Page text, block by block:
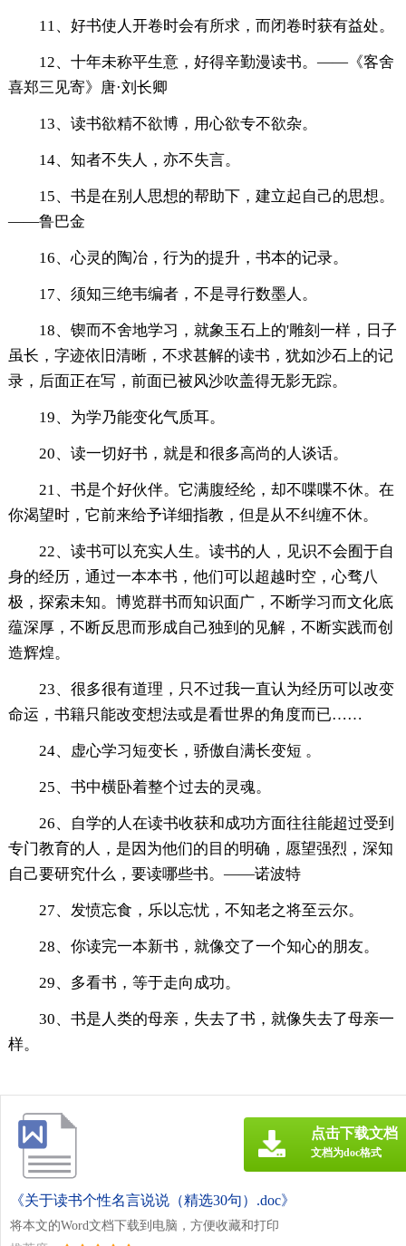
11、好书使人开卷时会有所求，而闭卷时获有益处。
12、十年未称平生意，好得辛勤漫读书。——《客舍
喜郑三见寄》唐·刘长卿
13、读书欲精不欲博，用心欲专不欲杂。
14、知者不失人，亦不失言。
15、书是在别人思想的帮助下，建立起自己的思想。
——鲁巴金
16、心灵的陶冶，行为的提升，书本的记录。
17、须知三绝韦编者，不是寻行数墨人。
18、锲而不舍地学习，就象玉石上的'雕刻一样，日子
虽长，字迹依旧清晰，不求甚解的读书，犹如沙石上的记
录，后面正在写，前面已被风沙吹盖得无影无踪。
19、为学乃能变化气质耳。
20、读一切好书，就是和很多高尚的人谈话。
21、书是个好伙伴。它满腹经纶，却不喋喋不休。在
你渴望时，它前来给予详细指教，但是从不纠缠不休。
22、读书可以充实人生。读书的人，见识不会囿于自
身的经历，通过一本本书，他们可以超越时空，心骛八
极，探索未知。博览群书而知识面广，不断学习而文化底
蕴深厚，不断反思而形成自己独到的见解，不断实践而创
造辉煌。
23、很多很有道理，只不过我一直认为经历可以改变
命运，书籍只能改变想法或是看世界的角度而已……
24、虚心学习短变长，骄傲自满长变短 。
25、书中横卧着整个过去的灵魂。
26、自学的人在读书收获和成功方面往往能超过受到
专门教育的人，是因为他们的目的明确，愿望强烈，深知
自己要研究什么，要读哪些书。——诺波特
27、发愤忘食，乐以忘忧，不知老之将至云尔。
28、你读完一本新书，就像交了一个知心的朋友。
29、多看书，等于走向成功。
30、书是人类的母亲，失去了书，就像失去了母亲一
样。
《关于读书个性名言说说（精选30句）.doc》
将本文的Word文档下载到电脑，方便收藏和打印
点击下载文档
文档为doc格式